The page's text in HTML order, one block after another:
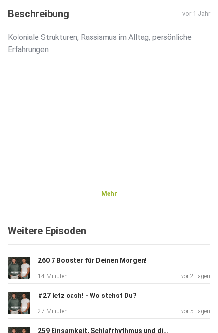
Beschreibung vor 1 Jahr
Koloniale Strukturen, Rassismus im Alltag, persönliche
Erfahrungen
Mehr
Weitere Episoden
260 7 Booster für Deinen Morgen!
14 Minuten vor 2 Tagen
#27 letz cash! - Wo stehst Du?
27 Minuten vor 5 Tagen
259 Einsamkeit, Schlafrhythmus und die Weltmeisterschaft